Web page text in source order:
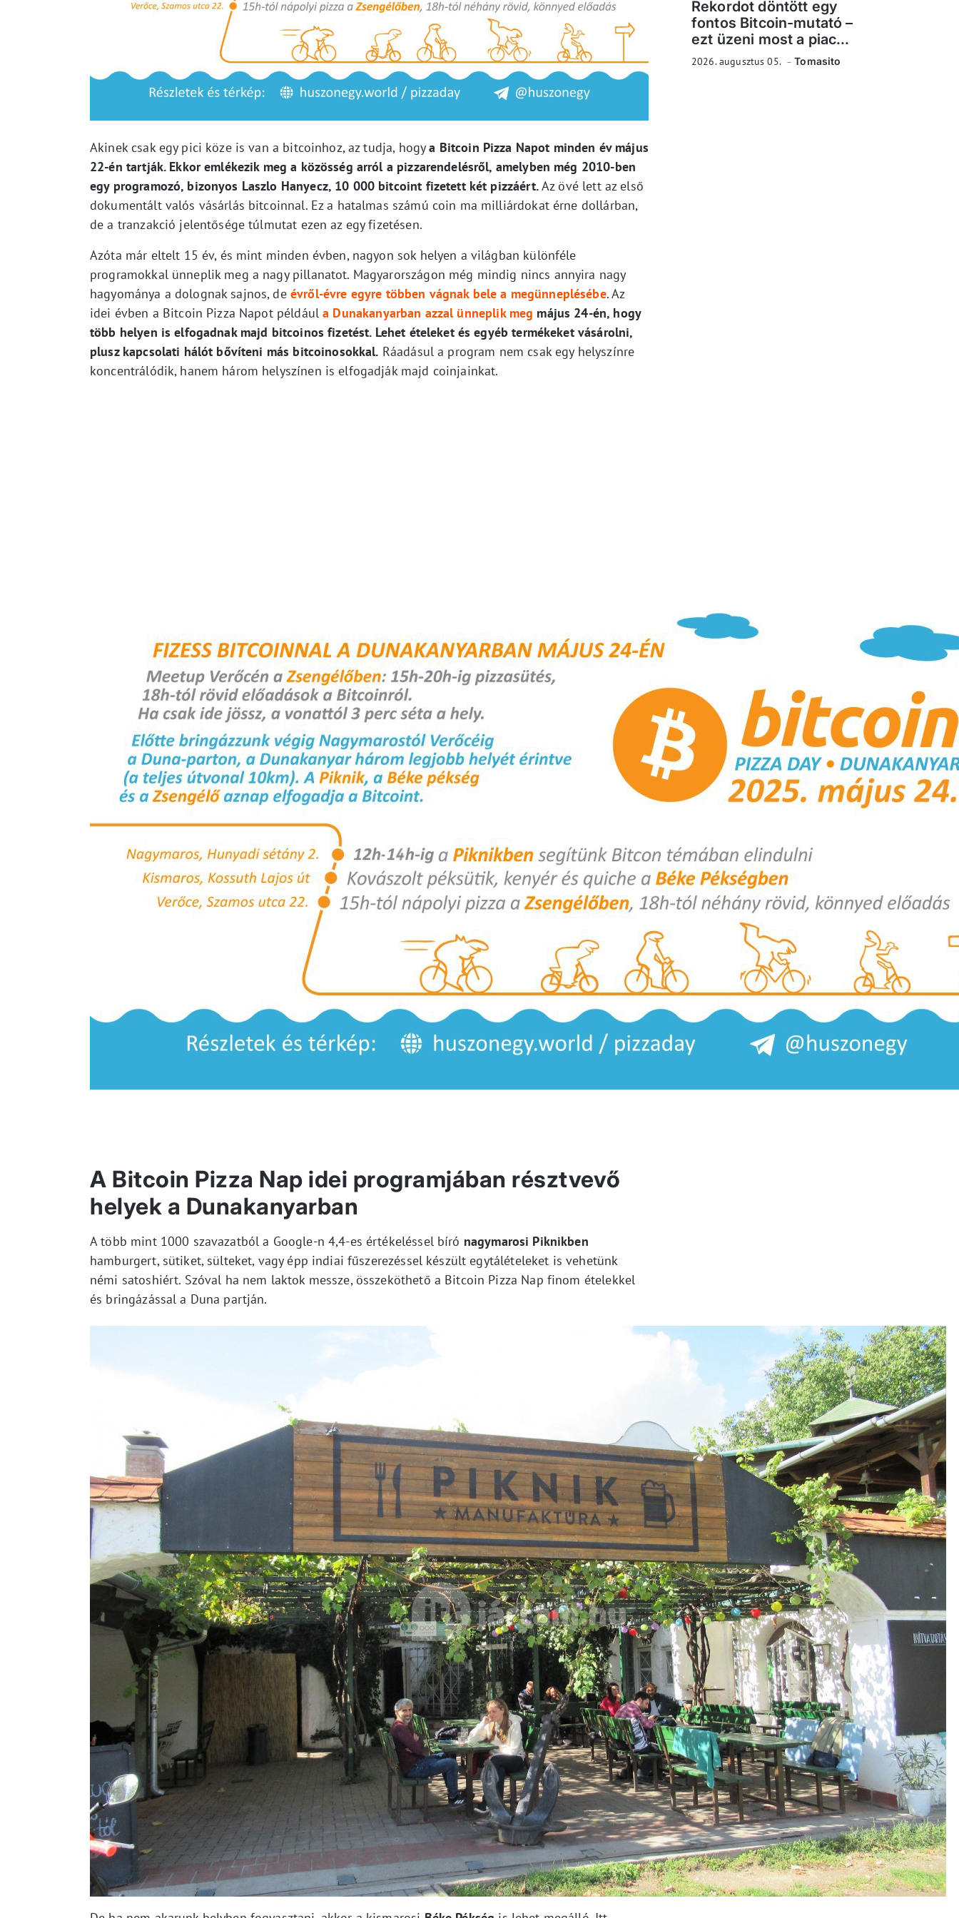
Akinek csak egy pici köze is van a bitcoinhoz, az tudja, hogya Bitcoin Pizza Napot minden év május
22-én tartják. Ekkor emlékezik meg a közösség arról a pizzarendelésről, amelyben még 2010-ben
egy programozó, bizonyos Laszlo Hanyecz, 10 000 bitcoint fizetett két pizzáért.Az övé lett az első
dokumentált valós vásárlás bitcoinnal. Ez a hatalmas számú coin ma milliárdokat érne dollárban,
de a tranzakció jelentősége túlmutat ezen az egy fizetésen.
Azóta már eltelt 15 év, és mint minden évben, nagyon sok helyen a világban különféle
programokkal ünneplik meg a nagy pillanatot. Magyarországon még mindig nincs annyira nagy
hagyománya a dolognak sajnos, de évről-évre egyre többen vágnak bele a megünneplésébe. Az
idei évben a Bitcoin Pizza Napot példáula Dunakanyarban azzal ünneplik meg május 24-én, hogy
több helyen is elfogadnak majd bitcoinos fizetést. Lehet ételeket és egyéb termékeket vásárolni,
plusz kapcsolati hálót bővíteni más bitcoinosokkal. Ráadásul a program nem csak egy helyszínre
koncentrálódik, hanem három helyszínen is elfogadják majd coinjainkat.
A Bitcoin Pizza Nap idei programjában résztvevő
helyek a Dunakanyarban
A több mint 1000 szavazatból a Google-n 4,4-es értékeléssel bíró nagymarosi Piknikben
hamburgert, sütiket, sülteket, vagy épp indiai fűszerezéssel készült egytálételeket is vehetünk
némi satoshiért. Szóval ha nem laktok messze, összeköthető a Bitcoin Pizza Nap finom ételekkel
és bringázással a Duna partján.
Rekordot döntött egy
fontos Bitcoin-mutató –
ezt üzeni most a piac...
2026. augusztus 05. Tomasito